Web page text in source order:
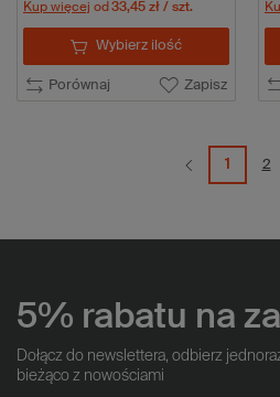
Kup więcej od 33,45 zł / szt.
Porównaj Zapisz
Wybierz ilość
1 2
5% rabatu na
Dołącz do newslettera, odbierz
bieżąco z nowościami